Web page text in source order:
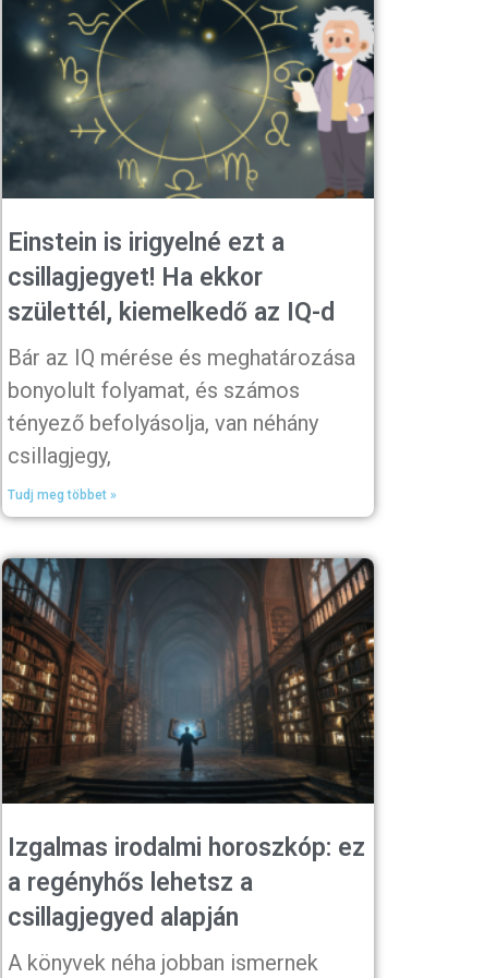
Einstein is irigyelné ezt a
csillagjegyet! Ha ekkor
születtél, kiemelkedő az IQ-d
Bár az IQ mérése és meghatározása
bonyolult folyamat, és számos
tényező befolyásolja, van néhány
csillagjegy,
Tudj meg többet »
Izgalmas irodalmi horoszkóp: ez
a regényhős lehetsz a
csillagjegyed alapján
A könyvek néha jobban ismernek